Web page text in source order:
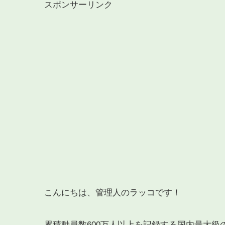
スポンサーリンク
こんにちは、管理人のラッコです！